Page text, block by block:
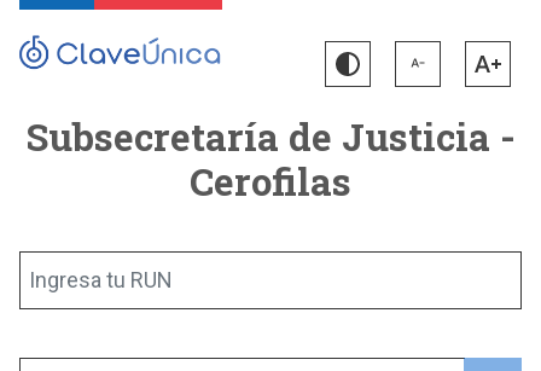
Subsecretaría de Justicia -
Cerofilas
Ingresa tu RUN